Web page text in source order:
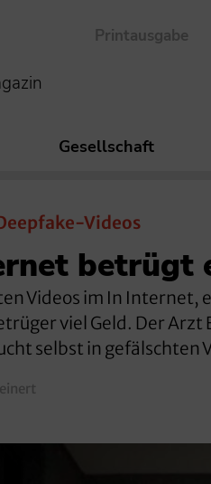
Printausgabe
Gesellschaft
Videos
betrügt
Videos im In Internet,
viel Geld. Der Arzt
selbst in gefälschten